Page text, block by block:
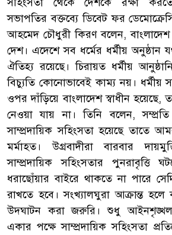
সভাপতির বক্তব্যে ডিবেট ফর
আহমেদ চৌধুরী কিরণ বলেন, বাংলাদেশ
দেশ। এদেশে সব ধর্মের ধর্মীয় অনুষ্ঠান
ঐতিহ্য রয়েছে। চিরায়ত ধর্মীয়
বিচ্যুতি কোনোভাবেই কাম্য নয়। ধর্মীয়
ওপর দাঁড়িয়ে বাংলাদেশ স্বাধীন
নেওয়া যায় না। তিনি বলেন,
সাম্প্রদায়িক সহিংসতা হয়েছে তাতে
মর্মাহত। উগ্রবাদীরা বারবার
সাম্প্রদায়িক সহিংসতার পুনরাবৃত্তি
ধরাছোঁয়ার বাইরে থাকতে না পারে
রাখতে হবে। সংখ্যালঘুরা আক্রান্ত
উদ্ঘাটন করা জরুরি। শুধু আইনশৃঙ্খলা
একার পক্ষে সাম্প্রদায়িক সহিংসতা